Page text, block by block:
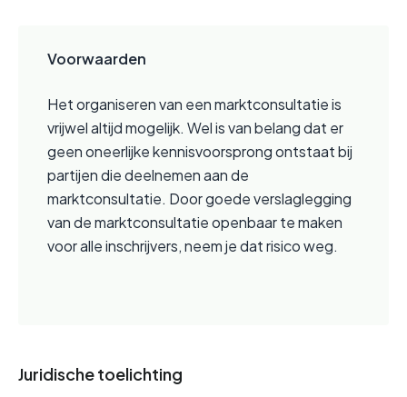
Voorwaarden
Het organiseren van een marktconsultatie is
vrijwel altijd mogelijk. Wel is van belang dat er
geen oneerlijke kennisvoorsprong ontstaat bij
partijen die deelnemen aan de
marktconsultatie. Door goede verslaglegging
van de marktconsultatie openbaar te maken
voor alle inschrijvers, neem je dat risico weg.
Juridische toelichting